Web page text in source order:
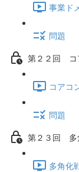
事業ド
問題
第２２回 コ
コアコ
問題
第２３回 多
多角化